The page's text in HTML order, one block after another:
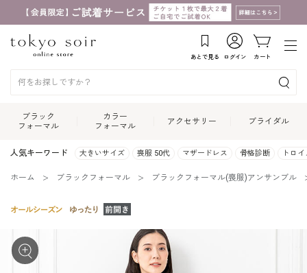
あとで見る ログイン カート
ブラック
フォーマル
カラー
フォーマル
アクセサリー ブライダル
人気キーワード 大きいサイズ 喪服 50代 マザードレス 骨格診断 トロ
ホーム ブラックフォーマル ブラックフォーマル(喪服)アンサンブル